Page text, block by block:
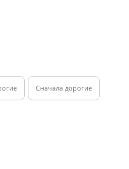
Cначала дорогие